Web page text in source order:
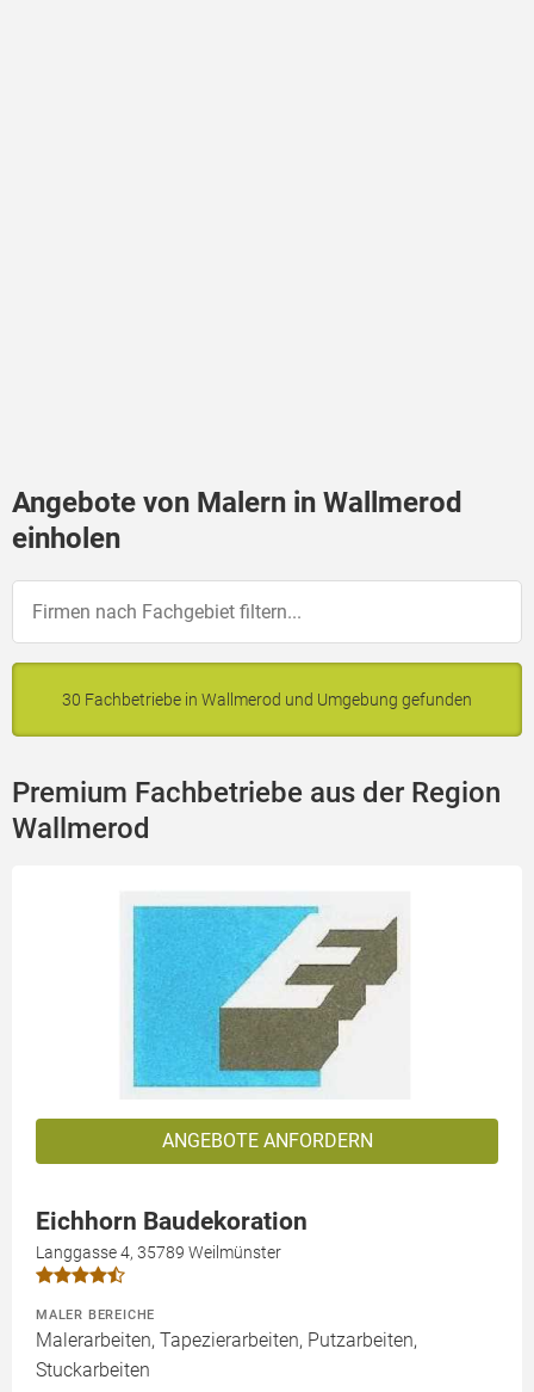
Angebote von Malern in Wallmerod
einholen
30 Fachbetriebe in Wallmerod und Umgebung gefunden
Premium Fachbetriebe aus der Region
Wallmerod
ANGEBOTE ANFORDERN
Eichhorn Baudekoration
Langgasse 4, 35789 Weilmünster
MALER BEREICHE
Malerarbeiten, Tapezierarbeiten, Putzarbeiten,
Stuckarbeiten